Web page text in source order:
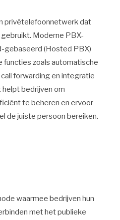
privételefoonnetwerk dat
Moderne PBX-
gebaseerd (Hosted PBX)
functies zoals automatische
forwarding en integratie
bedrijven om
te beheren en ervoor
de juiste persoon bereiken.
waarmee bedrijven hun
met het publieke